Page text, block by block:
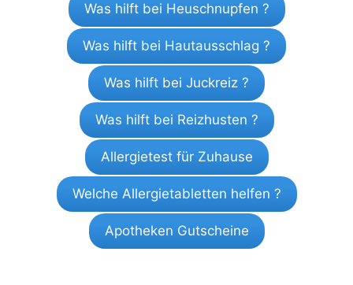
Was hilft bei Heuschnupfen ?
Was hilft bei Hautausschlag ?
Was hilft bei Juckreiz ?
Was hilft bei Reizhusten ?
Allergietest für Zuhause
Welche Allergietabletten helfen ?
Apotheken Gutscheine